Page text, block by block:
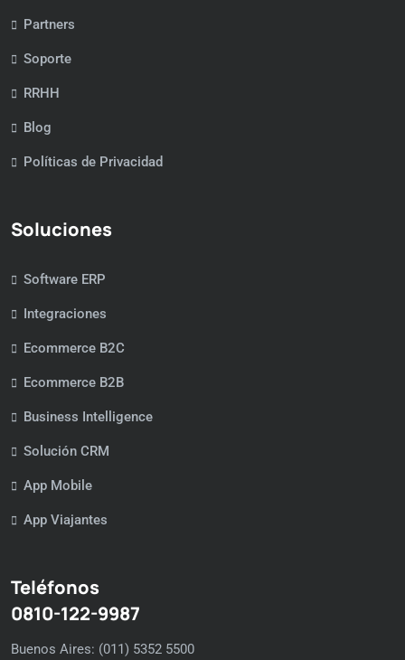
Partners
Soporte
RRHH
Blog
Políticas de Privacidad
Soluciones
Software ERP
Integraciones
Ecommerce B2C
Ecommerce B2B
Business Intelligence
Solución CRM
App Mobile
App Viajantes
Teléfonos
0810-122-9987
Buenos Aires: (011) 5352 5500